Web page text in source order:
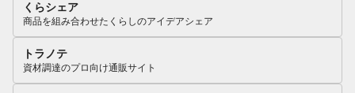
くらシェア
商品を組み合わせたくらしのアイデアシェア
トラノテ
資材調達のプロ向け通販サイト